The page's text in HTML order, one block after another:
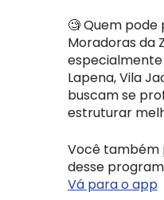
🧐 Quem
Moradoras da
Lapena, Vila
buscam se
estruturar
Você
desse
Vá para o app